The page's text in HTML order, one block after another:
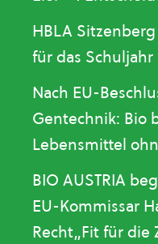
HBLA
für das Schuljahr
Nach EU-
Gentechnik: Bio
Lebensmittel
BIO AUSTRIA
EU-Kommissar
Recht„Fit für die